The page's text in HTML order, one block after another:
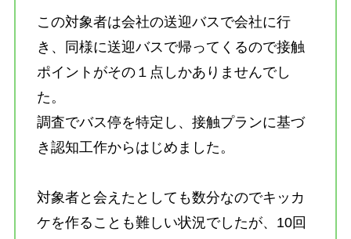
この対象者は会社の送迎バスで会社に行
き、同様に送迎バスで帰ってくるので接触
ポイントがその１点しかありませんでし
た。
調査でバス停を特定し、接触プランに基づ
き認知工作からはじめました。
対象者と会えたとしても数分なのでキッカ
ケを作ることも難しい状況でしたが、10回